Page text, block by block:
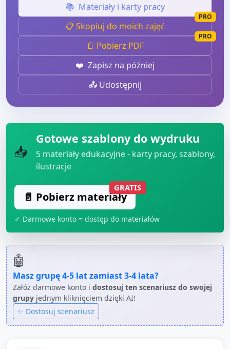
📚 Materiały i karty pracy
📋 Skopiuj do moich zajęć
PRO
📄 Pobierz PDF
PRO
❤️ Zapisz na później
📤 Udostępnij
📥
Gotowe szablony do wydruku
5 materiały edukacyjne - karty pracy, szablony,
ilustracje
📄 Pobierz materiały
GRATIS
✓ Darmowe konto = dostęp do materiałów
🤖
Masz grupę4-5 latzamiast3-4 lata?
Załóż darmowe konto i dostosuj ten scenariusz do swojej
grupy jednym kliknięciem dzięki AI!
✨ Dostosuj scenariusz